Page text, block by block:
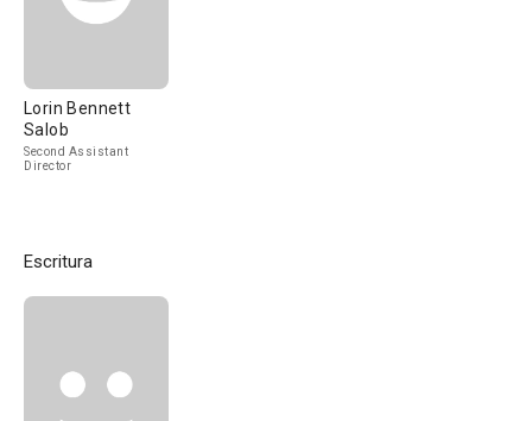
Lorin Bennett
Salob
Second Assistant
Director
Escritura